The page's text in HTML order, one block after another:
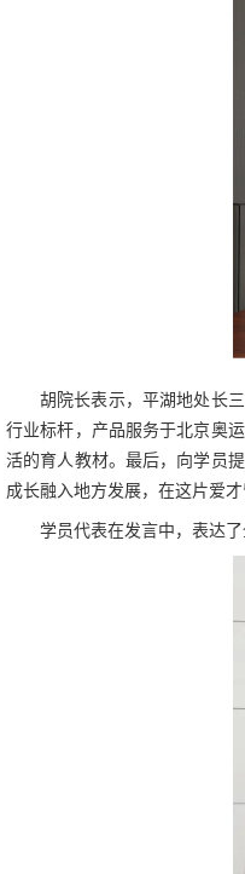
胡院长表示，平湖地处长
行业标杆，产品服务于北京奥
活的育人教材。最后，向学员
成长融入地方发展，在这片爱
学员代表在发言中，表达